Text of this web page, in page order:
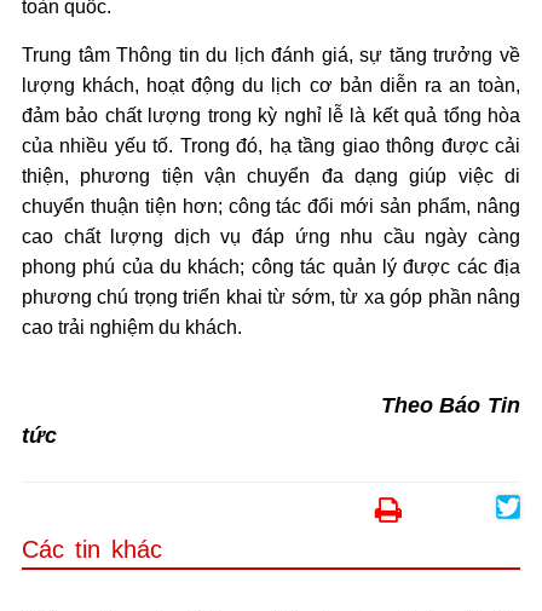
toàn quốc.
Trung tâm Thông tin du lịch đánh giá, sự tăng trưởng về
lượng khách, hoạt động du lịch cơ bản diễn ra an toàn,
đảm bảo chất lượng trong kỳ nghỉ lễ là kết quả tổng hòa
của nhiều yếu tố. Trong đó, hạ tầng giao thông được cải
thiện, phương tiện vận chuyển đa dạng giúp việc di
chuyển thuận tiện hơn; công tác đổi mới sản phẩm, nâng
cao chất lượng dịch vụ đáp ứng nhu cầu ngày càng
phong phú của du khách; công tác quản lý được các địa
phương chú trọng triển khai từ sớm, từ xa góp phần nâng
cao trải nghiệm du khách.
Theo Báo Tin
tức
Các tin khác